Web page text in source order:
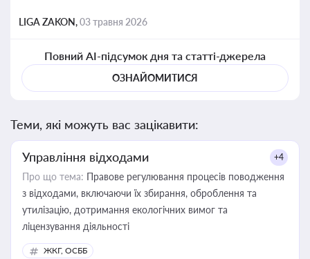
LIGA ZAKON,03 травня 2026
Повний AI-підсумок дня та статті-джерела
ОЗНАЙОМИТИСЯ
Теми, які можуть вас зацікавити:
Управління відходами +4
Про що тема: Правове регулювання процесів поводження
з відходами, включаючи їх збирання, оброблення та
утилізацію, дотримання екологічних вимог та
ліцензування діяльності
ЖКГ, ОСББ